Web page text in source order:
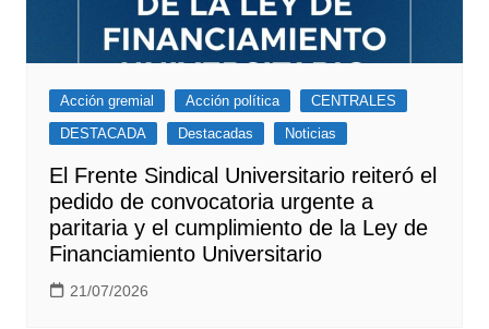
Acción gremial Acción política
CENTRALES
DESTACADA
Destacadas Noticias
El Frente Sindical Universitario reiteró el
pedido de convocatoria urgente a
paritaria y el cumplimiento de la Ley de
Financiamiento Universitario
21/07/2026